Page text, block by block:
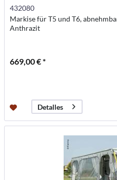
432080
Markise für T5 und T6,
Anthrazit
669,00 € *
Detalles